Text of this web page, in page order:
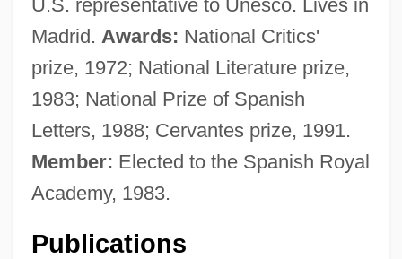
U.S. representative to Unesco. Lives in
Madrid. Awards: National Critics'
prize, 1972; National Literature prize,
1983; National Prize of Spanish
Letters, 1988; Cervantes prize, 1991.
Member: Elected to the Spanish Royal
Academy, 1983.
Publications